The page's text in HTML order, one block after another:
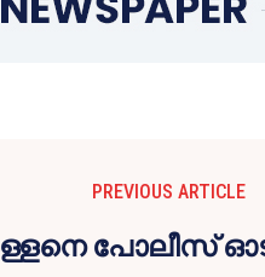
PREVIOUS ARTICLE